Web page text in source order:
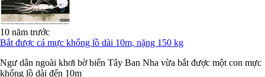
10 năm trước
Bắt được cá mực khổng lồ dài 10m, nặng 150 kg
Ngư dân ngoài khơi bờ biển Tây Ban Nha vừa bắt được một con mực
khổng lồ dài đến 10m